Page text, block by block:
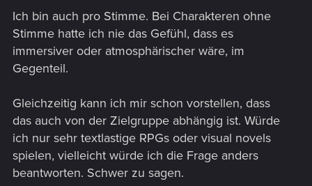
Ich bin auch pro Stimme. Bei Charakteren ohne
Stimme hatte ich nie das Gefühl, dass es
immersiver oder atmosphärischer wäre, im
Gegenteil.
Gleichzeitig kann ich mir schon vorstellen, dass
das auch von der Zielgruppe abhängig ist. Würde
ich nur sehr textlastige RPGs oder visual novels
spielen, vielleicht würde ich die Frage anders
beantworten. Schwer zu sagen.